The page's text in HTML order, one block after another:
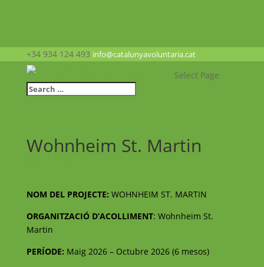
+34 934 124 493 info@catalunyavoluntaria.cat
Select Page
Wohnheim St. Martin
NOM DEL PROJECTE: WOHNHEIM ST. MARTIN
ORGANITZACIÓ D’ACOLLIMENT: Wohnheim St.
Martin
PERÍODE: Maig 2026 – Octubre 2026 (6 mesos)